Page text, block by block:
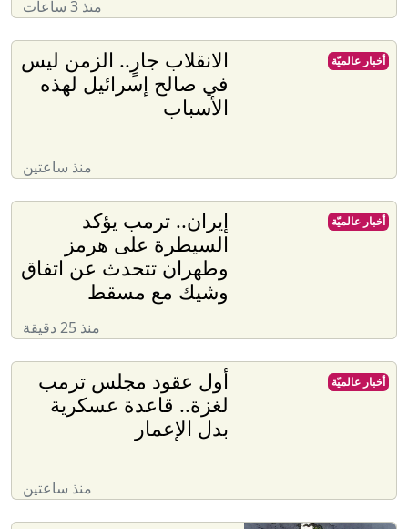
منذ 3 ساعات
الانقلاب جارٍ.. الزمن ليس
في صالح إسرائيل لهذه
الأسباب
منذ ساعتين
إيران.. ترمب يؤكد
السيطرة على هرمز
وطهران تتحدث عن اتفاق
وشيك مع مسقط
منذ 25 دقيقة
أول عقود مجلس ترمب
لغزة.. قاعدة عسكرية
بدل الإعمار
منذ ساعتين